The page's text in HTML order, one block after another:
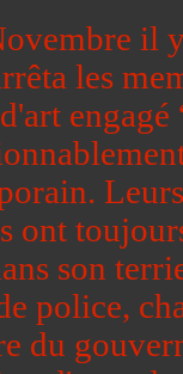
il
les
engagé
ont
son
police,
du